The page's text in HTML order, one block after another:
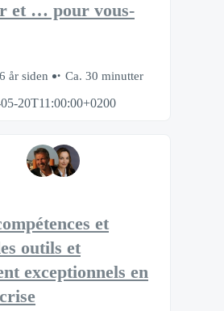
et … pour vous-
år siden
Ca. 30 minutter
20T11:00:00+0200
et
outils et
exceptionnels en